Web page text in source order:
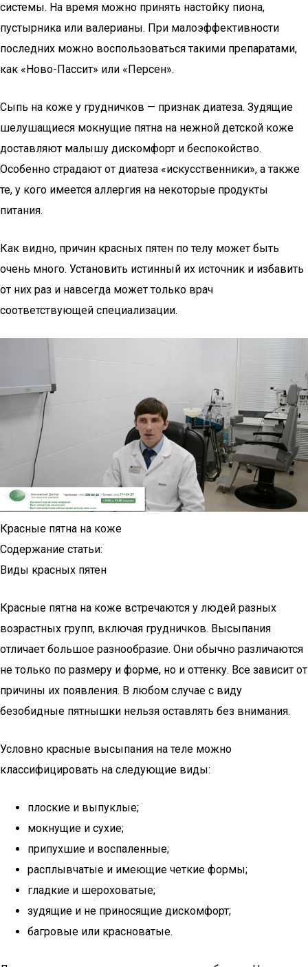
системы. На время можно принять настойку пиона,
пустырника или валерианы. При малоэффективности
последних можно воспользоваться такими препаратами,
как «Ново-Пассит» или «Персен».
Сыпь на коже у грудничков — признак диатеза. Зудящие
шелушащиеся мокнущие пятна на нежной детской коже
доставляют малышу дискомфорт и беспокойство.
Особенно страдают от диатеза «искусственники», а также
те, у кого имеется аллергия на некоторые продукты
питания.
Как видно, причин красных пятен по телу может быть
очень много. Установить истинный их источник и избавить
от них раз и навсегда может только врач
соответствующей специализации.
Красные пятна на коже
Содержание статьи:
Виды красных пятен
Красные пятна на коже встречаются у людей разных
возрастных групп, включая грудничков. Высыпания
отличает большое разнообразие. Они обычно различаются
не только по размеру и форме, но и оттенку. Все зависит от
причины их появления. В любом случае с виду
безобидные пятнышки нельзя оставлять без внимания.
Условно красные высыпания на теле можно
классифицировать на следующие виды:
плоские и выпуклые;
мокнущие и сухие;
припухшие и воспаленные;
расплывчатые и имеющие четкие формы;
гладкие и шероховатые;
зудящие и не приносящие дискомфорт;
багровые или красноватые.